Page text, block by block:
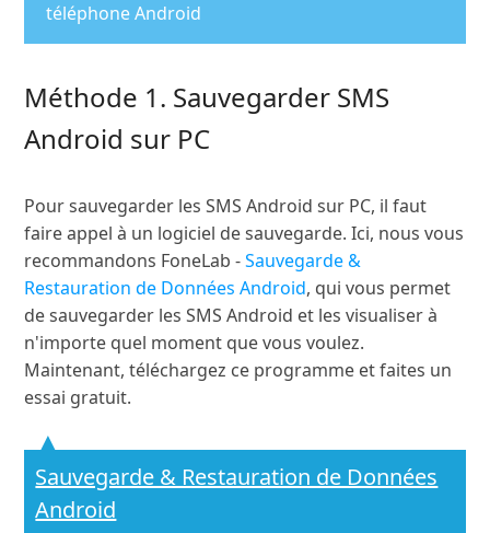
téléphone Android
Méthode 1. Sauvegarder SMS
Android sur PC
Pour sauvegarder les SMS Android sur PC, il faut
faire appel à un logiciel de sauvegarde. Ici, nous vous
recommandons FoneLab -Sauvegarde &
Restauration de Données Android, qui vous permet
de sauvegarder les SMS Android et les visualiser à
n'importe quel moment que vous voulez.
Maintenant, téléchargez ce programme et faites un
essai gratuit.
Sauvegarde & Restauration de Données
Android